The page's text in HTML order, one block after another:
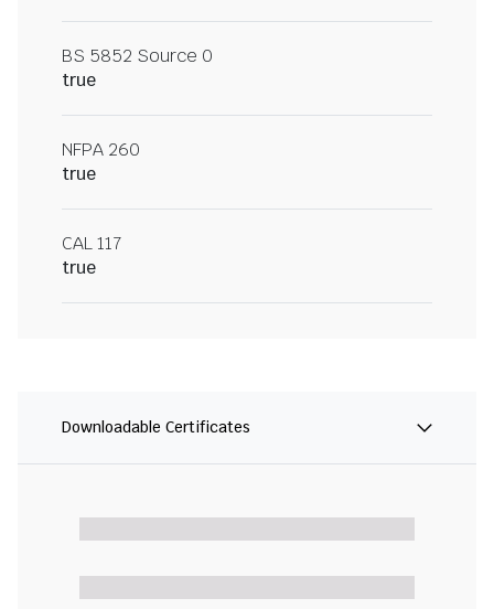
BS 5852 Source 0
true
NFPA 260
true
CAL 117
true
Downloadable Certificates